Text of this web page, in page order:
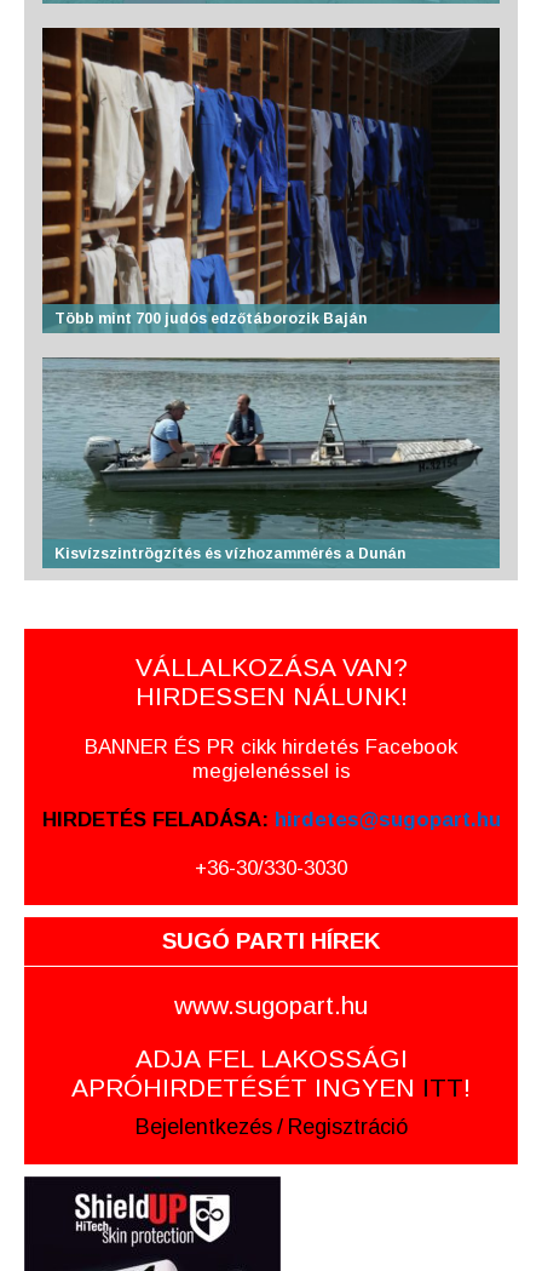
Több mint 700 judós edzőtáborozik Baján
Kisvízszintrögzítés és vízhozammérés a Dunán
VÁLLALKOZÁSA VAN?
HIRDESSEN NÁLUNK!
BANNER ÉS PR cikk hirdetés Facebook
megjelenéssel is
HIRDETÉS FELADÁSA: hirdetes@sugopart.hu
+36-30/330-3030
SUGÓ PARTI HÍREK
www.sugopart.hu
ADJA FEL LAKOSSÁGI
APRÓHIRDETÉSÉT INGYEN ITT!
Bejelentkezés / Regisztráció